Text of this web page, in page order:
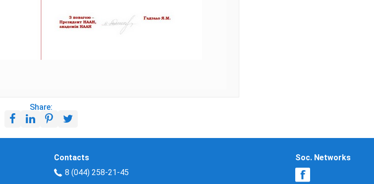
Share:
Contacts
8 (044) 258-21-45
Soc. Networks